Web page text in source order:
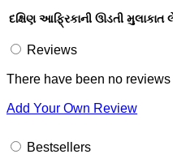
દક્ષિણ આફ્રિકાની ઊડતી મુલાકાત
Reviews
There have been no reviews
Add Your Own Review
Bestsellers